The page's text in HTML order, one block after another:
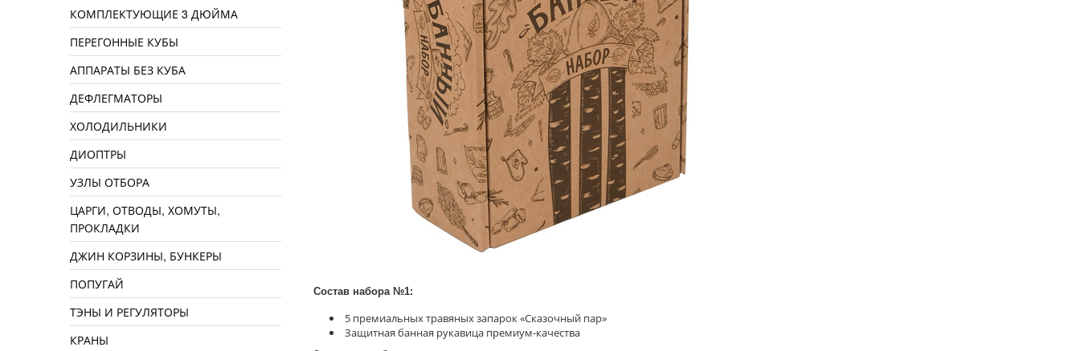
Состав набора №1:
5 премиальных травяных запарок «Сказочный пар»
Защитная банная рукавица премиум-качества
КОМПЛЕКТУЮЩИЕ 3 ДЮЙМА
ПЕРЕГОННЫЕ КУБЫ
АППАРАТЫ БЕЗ КУБА
ДЕФЛЕГМАТОРЫ
ХОЛОДИЛЬНИКИ
ДИОПТРЫ
УЗЛЫ ОТБОРА
ЦАРГИ, ОТВОДЫ, ХОМУТЫ,
ПРОКЛАДКИ
ДЖИН КОРЗИНЫ, БУНКЕРЫ
ПОПУГАЙ
ТЭНЫ И РЕГУЛЯТОРЫ
КРАНЫ